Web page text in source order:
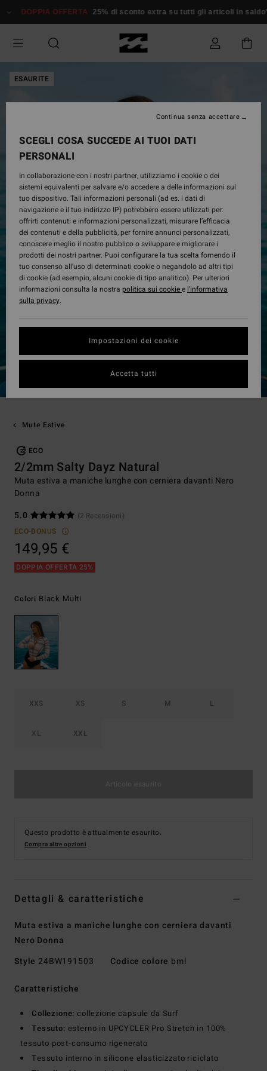
alle
prodotto
DOPPIA OFFERTA 25% di sconto extra su tutti gli articoli in
ESAURITE
Mute Estive
ECO
2/2mm Salty Dayz Natural
Muta estiva a maniche lunghe con cerniera davanti Nero
Donna
5.0
(2 Recensioni)
ECO-BONUS
149,95 €
DOPPIA OFFERTA 25%
Colori Black Multi
XXS XS S M L
XL XXL
Questo prodotto è attualmente esaurito.
Compra altre opzioni
Dettagli & caratteristiche
Muta estiva a maniche lunghe con cerniera davanti
Nero Donna
Style 24BW191503 Codice colore bml
Caratteristiche
Collezione: collezione capsule da Surf
Tessuto: esterno in UPCYCLER Pro Stretch in 100%
tessuto post-consumo rigenerato
Tessuto interno in silicone elasticizzato riciclato
SCEGLI COSA SUCCEDE AI TUOI DATI
PERSONALI
In collaborazione con i nostri partner, utilizziamo i cookie o dei
sistemi equivalenti per salvare e/o accedere a delle informazioni sul
tuo dispositivo. Tali informazioni personali (ad es. i dati di
navigazione e il tuo indirizzo IP) potrebbero essere utilizzati per:
offrirti contenuti e informazioni personalizzati, misurare l’efficacia
dei contenuti e della pubblicità, per fornire annunci personalizzati,
conoscere meglio il nostro pubblico o sviluppare e migliorare i
prodotti dei nostri partner. Puoi configurare la tua scelta fornendo il
tuo consenso all’uso di determinati cookie o negandolo ad altri tipi
di cookie (ad esempio, alcuni cookie di tipo analitico). Per ulteriori
informazioni consulta la nostra politica sui cookiee l'informativa
sulla privacy.
Impostazioni dei cookie
Continua senza accettare
Accetta tutti